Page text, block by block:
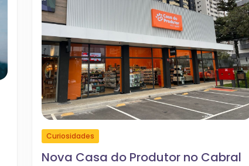
Curiosidades
Nova Casa do Produtor no Cabral